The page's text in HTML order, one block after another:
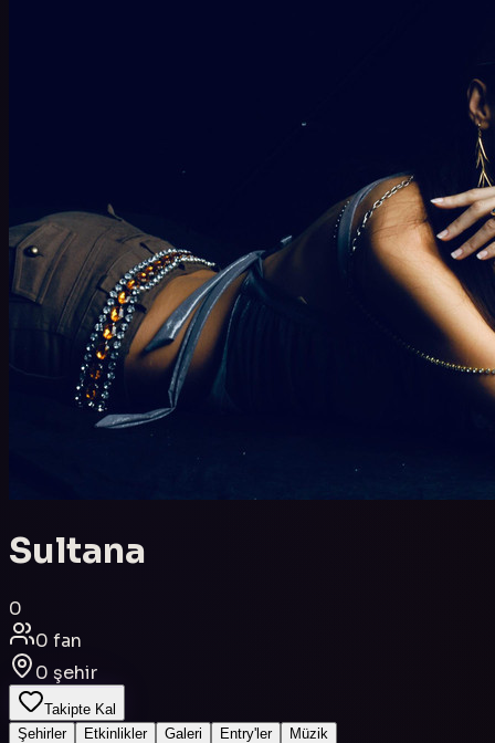
Sultana
0
0 fan
0 şehir
Takipte Kal
Şehirler
Etkinlikler Galeri Entry'ler Müzik